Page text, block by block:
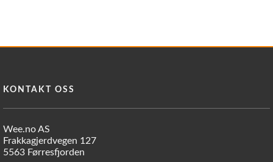
KONTAKT OSS
Wee.no AS
Frakkagjerdvegen 127
5563 Førresfjorden